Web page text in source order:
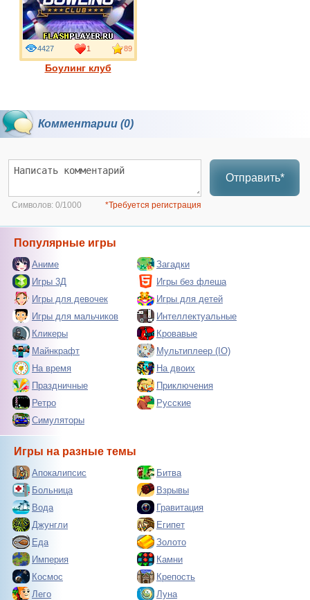
Боулинг клуб
4427 1 89
Комментарии (0)
Отправить*
Символов: 0/1000 *Требуется регистрация
Популярные игры
Аниме
Загадки
Игры 3Д
Игры без флеша
Игры для девочек
Игры для детей
Игры для мальчиков
Интеллектуальные
Кликеры
Кровавые
Майнкрафт
Мультиплеер (IO)
На время
На двоих
Праздничные
Приключения
Ретро
Русские
Симуляторы
Игры на разные темы
Апокалипсис
Битва
Больница
Взрывы
Вода
Гравитация
Джунгли
Египет
Еда
Золото
Империя
Камни
Космос
Крепость
Лего
Луна